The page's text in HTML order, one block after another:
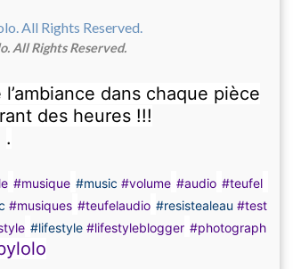
All Rights Reserved.
dans chaque pièce
des heures !!!
.
#musique #music #volume #audio #teufel
#musiques #teufelaudio #resistealeau #test
#lifestyle #lifestyleblogger #photograph